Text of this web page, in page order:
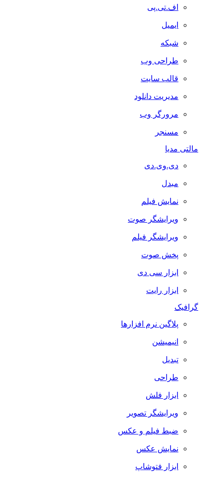
اف.تی.پی
ایمیل
شبکه
طراحی وب
قالب سایت
مدیریت دانلود
مرورگر وب
مسنجر
مالتی مدیا
دی.وی.دی
مبدل
نمایش فیلم
ویرایشگر صوت
ویرایشگر فیلم
پخش صوت
ابزار سی دی
ابزار رایت
گرافیک
پلاگین نرم افزارها
انیمیشن
تبدیل
طراحی
ابزار فلش
ویرایشگر تصویر
ضبط فيلم و عكس
نمایش عکس
ابزار فتوشاپ